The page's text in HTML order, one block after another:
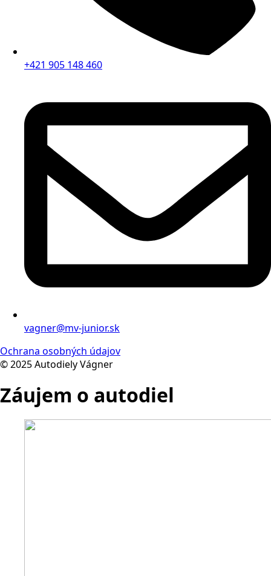
+421 905 148 460
vagner@mv-junior.sk
Ochrana osobných údajov
© 2025 Autodiely Vágner
Záujem o autodiel